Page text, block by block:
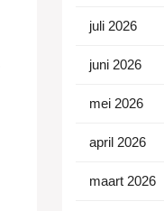
juli 2026
juni 2026
mei 2026
april 2026
maart 2026